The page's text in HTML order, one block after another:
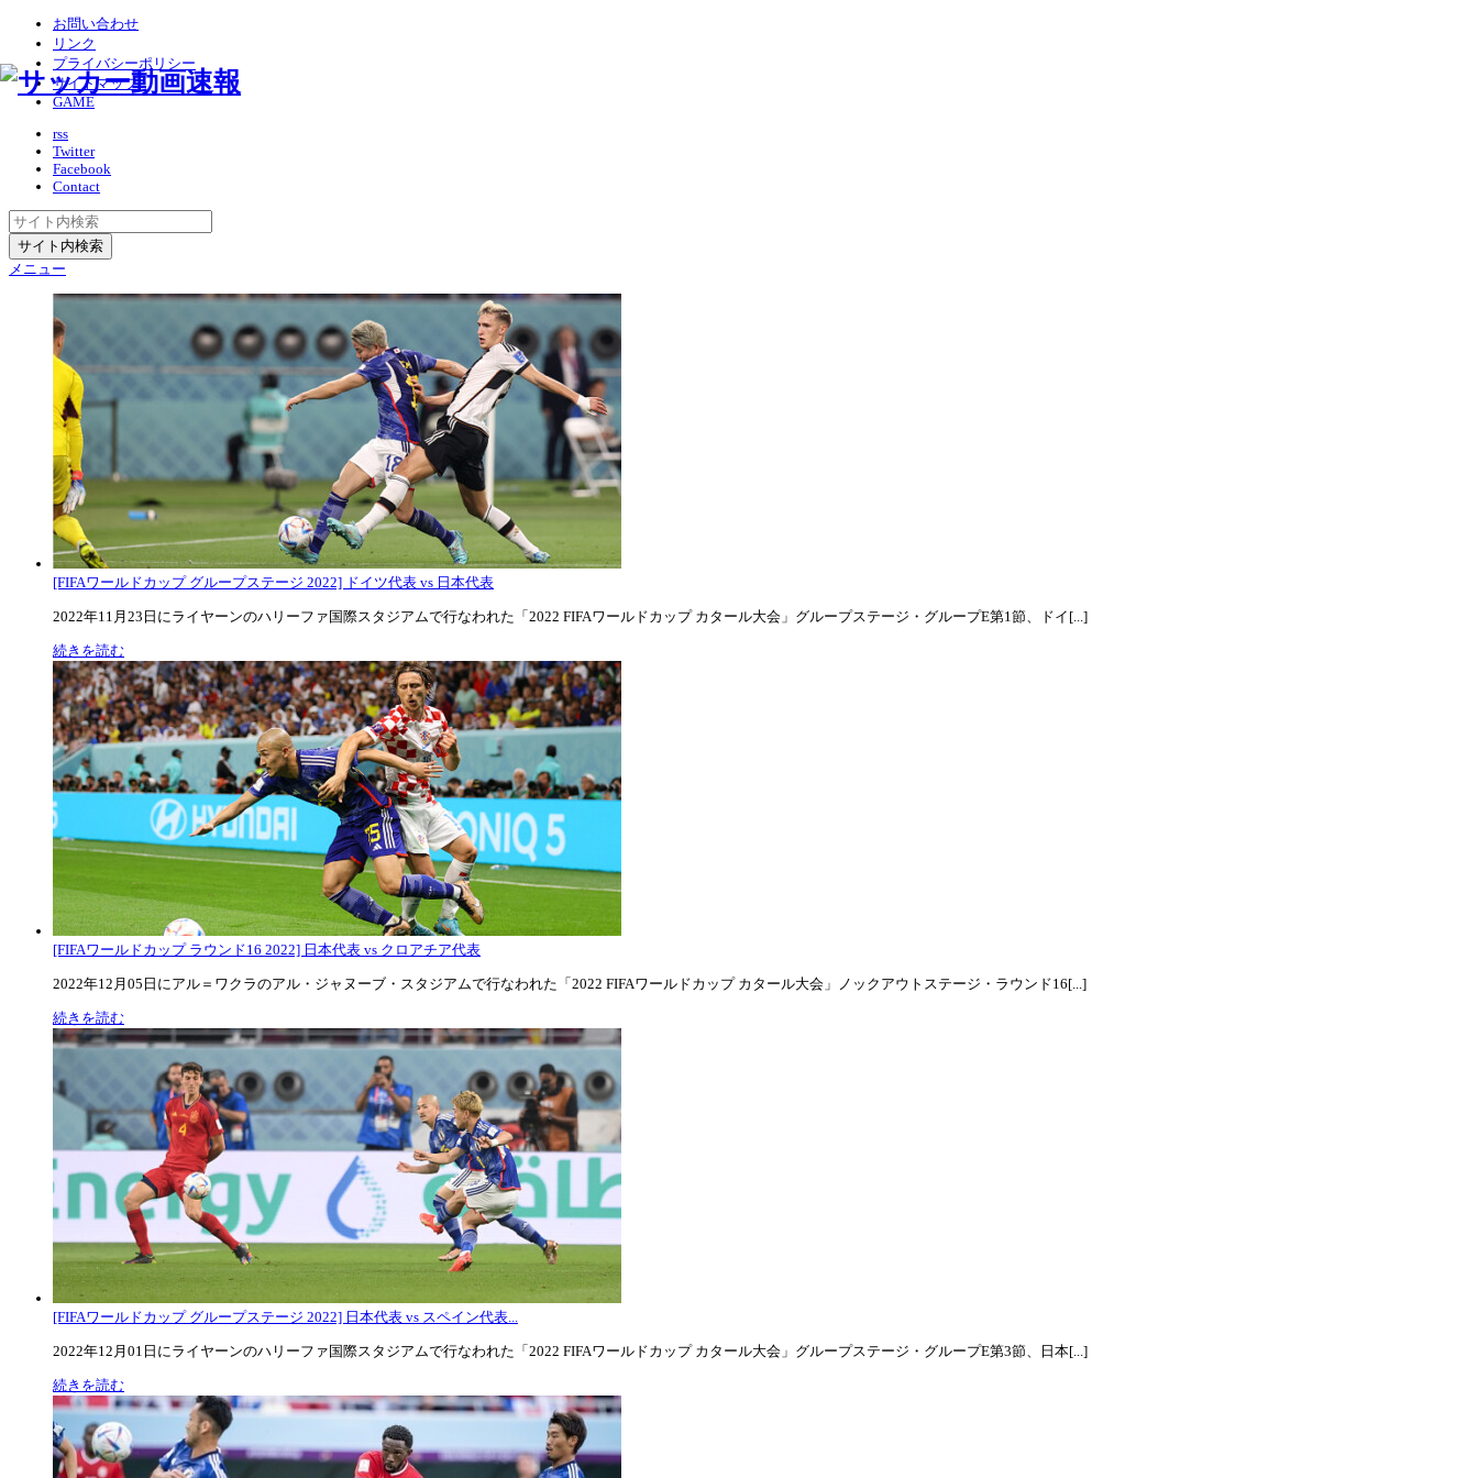
お問い合わせ
リンク
プライバシーポリシー
サイトマップ
GAME
rss
Twitter
Facebook
Contact
メニュー
[FIFAワールドカップ グループステージ 2022] ドイツ代表 vs 日本代表
2022年11月23日にライヤーンのハリーファ国際スタジアムで行なわれた「2022 FIFAワールドカップ カタール大会」グループステージ・グループE第1節、ドイ[...]
続きを読む
[FIFAワールドカップ ラウンド16 2022] 日本代表 vs クロアチア代表
2022年12月05日にアル＝ワクラのアル・ジャヌーブ・スタジアムで行なわれた「2022 FIFAワールドカップ カタール大会」ノックアウトステージ・ラウンド16[...]
続きを読む
[FIFAワールドカップ グループステージ 2022] 日本代表 vs スペイン代表...
2022年12月01日にライヤーンのハリーファ国際スタジアムで行なわれた「2022 FIFAワールドカップ カタール大会」グループステージ・グループE第3節、日本[...]
続きを読む